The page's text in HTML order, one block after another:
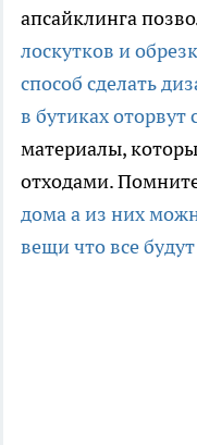
апсайклинга
лоскутков и
способ сделать
в бутиках оторвут
материалы,
отходами.
дома а из них
вещи что все